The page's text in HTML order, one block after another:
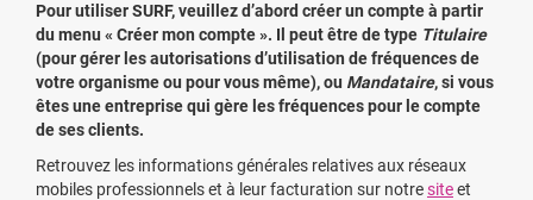
Pour utiliser SURF, veuillez d’abord créer un compte à partir
du menu « Créer mon compte ». Il peut être de type Titulaire
(pour gérer les autorisations d’utilisation de fréquences de
votre organisme ou pour vous même), ou Mandataire, si vous
êtes une entreprise qui gère les fréquences pour le compte
de ses clients.
Retrouvez les informations générales relatives aux réseaux
mobiles professionnels et à leur facturation sur notresiteet